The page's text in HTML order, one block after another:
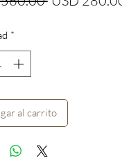
*
al carrito